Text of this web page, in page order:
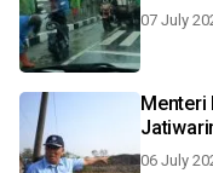
07 July
Menteri
06 July